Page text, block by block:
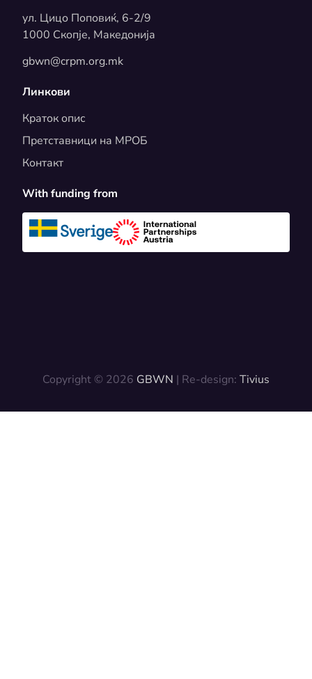
ул. Цицо Поповиќ, 6-2/9
1000 Скопје, Македонија
gbwn@crpm.org.mk
Линкови
Краток опис
Претставници на МРОБ
Контакт
With funding from
Copyright © 2026 GBWN | Re-design: Tivius